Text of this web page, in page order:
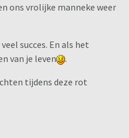
ons vrolijke manneke weer
succes. En als het
van je leven
.
tijdens deze rot